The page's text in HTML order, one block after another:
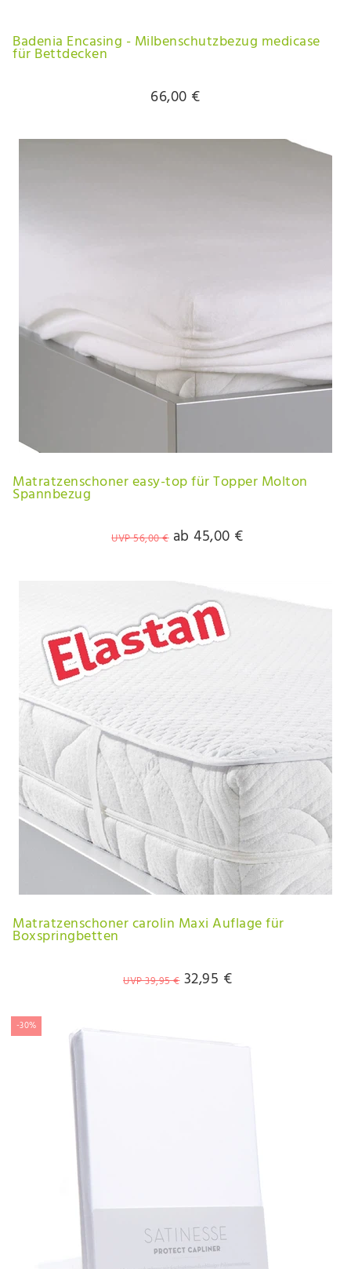
Badenia Encasing - Milbenschutzbezug medicase
für Bettdecken
66,00 €
Matratzenschoner easy-top für Topper Molton
Spannbezug
UVP 56,00 € ab 45,00 €
Matratzenschoner carolin Maxi Auflage für
Boxspringbetten
UVP 39,95 € 32,95 €
-30%